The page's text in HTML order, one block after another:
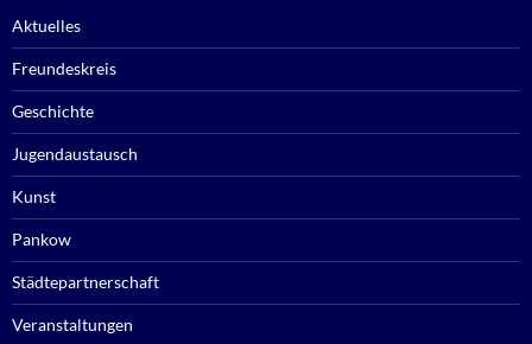
Aktuelles
Freundeskreis
Geschichte
Jugendaustausch
Kunst
Pankow
Städtepartnerschaft
Veranstaltungen